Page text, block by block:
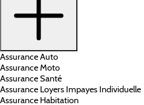
Assurance Auto
Assurance Moto
Assurance Santé
Assurance Loyers Impayes Individuelle
Assurance Habitation